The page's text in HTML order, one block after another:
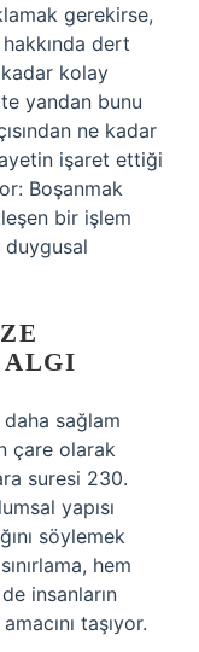
gerekirse,
dert
kadar kolay
yandan bunu
ne kadar
işaret ettiği
Boşanmak
bir işlem
duygusal
ALGI
sağlam
çare olarak
suresi 230.
yapısı
söylemek
hem
insanların
taşıyor.